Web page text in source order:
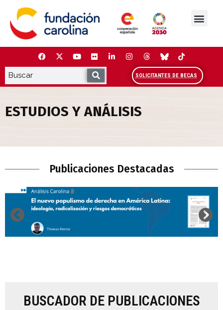
contenido
SOLICITANTES DE BECAS
ESTUDIOS Y ANÁLISIS
Publicaciones Destacadas
BUSCADOR DE PUBLICACIONES